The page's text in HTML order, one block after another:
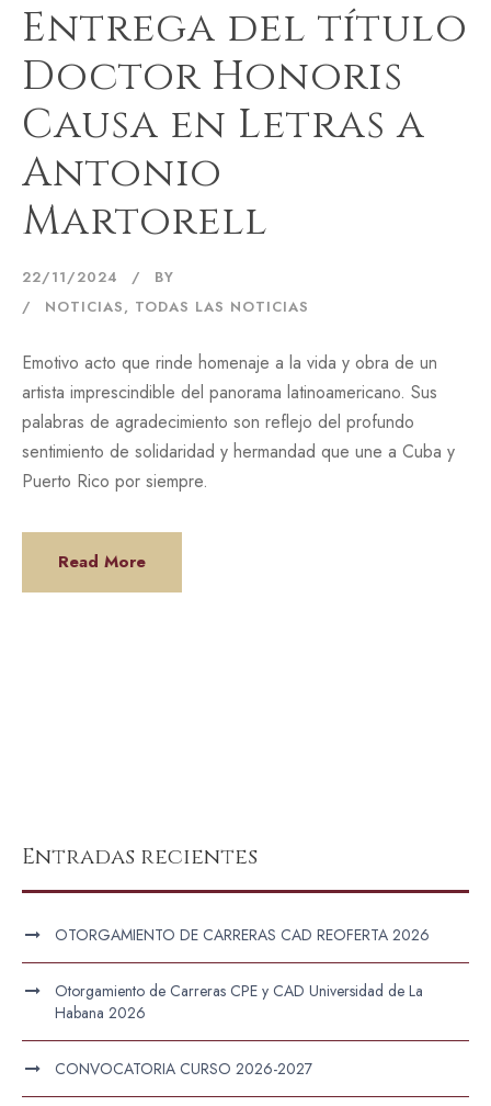
Entrega del título
Doctor Honoris
Causa en Letras a
Antonio
Martorell
22/11/2024
BY
NOTICIAS, TODAS LAS NOTICIAS
Emotivo acto que rinde homenaje a la vida y obra de un
artista imprescindible del panorama latinoamericano. Sus
palabras de agradecimiento son reflejo del profundo
sentimiento de solidaridad y hermandad que une a Cuba y
Puerto Rico por siempre.
Read More
Entradas recientes
OTORGAMIENTO DE CARRERAS CAD REOFERTA 2026
Otorgamiento de Carreras CPE y CAD Universidad de La
Habana 2026
CONVOCATORIA CURSO 2026-2027